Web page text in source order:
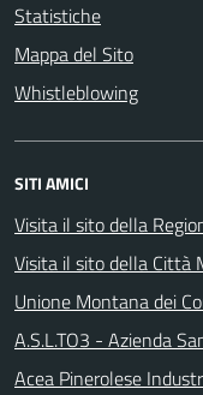
Statistiche
Mappa del Sito
Whistleblowing
SITI AMICI
Visita il sito della
Visita il sito della Città
Unione Montana dei
A.S.L.TO3 - Azienda
Acea Pinerolese